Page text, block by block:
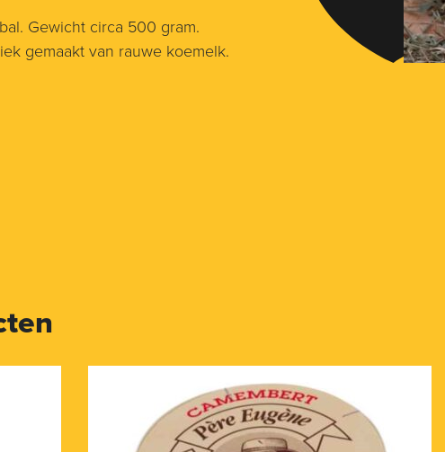
Gewicht circa 500 gram.
gemaakt van rauwe koemelk.